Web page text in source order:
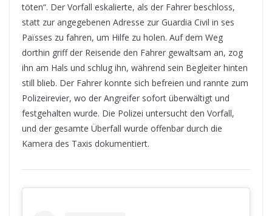
töten“. Der Vorfall eskalierte, als der Fahrer beschloss,
statt zur angegebenen Adresse zur Guardia Civil in ses
Païsses zu fahren, um Hilfe zu holen. Auf dem Weg
dorthin griff der Reisende den Fahrer gewaltsam an, zog
ihn am Hals und schlug ihn, während sein Begleiter hinten
still blieb. Der Fahrer konnte sich befreien und rannte zum
Polizeirevier, wo der Angreifer sofort überwältigt und
festgehalten wurde. Die Polizei untersucht den Vorfall,
und der gesamte Überfall wurde offenbar durch die
Kamera des Taxis dokumentiert.